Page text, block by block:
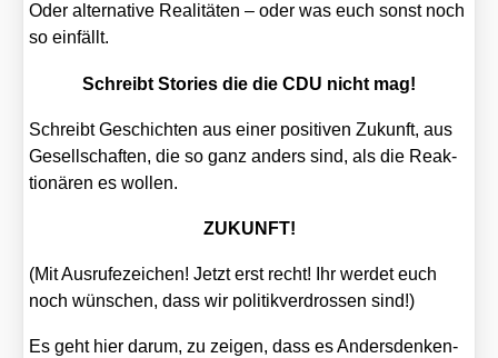
Oder alter­na­ti­ve Rea­li­tä­ten – oder was euch sonst noch
so ein­fällt.
Schreibt Sto­ries die die CDU nicht mag!
Schreibt Geschich­ten aus einer posi­ti­ven Zukunft, aus
Gesell­schaf­ten, die so ganz anders sind, als die Reak­
tio­nä­ren es wol­len.
ZUKUNFT!
(Mit Aus­ru­fe­zei­chen! Jetzt erst recht! Ihr wer­det euch
noch wün­schen, dass wir poli­tik­ver­dros­sen sind!)
Es geht hier dar­um, zu zei­gen, dass es Anders­den­ken­